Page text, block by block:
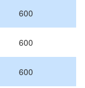
600
600
600